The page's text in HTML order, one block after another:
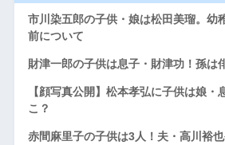
市川染五郎の子供・娘は松田美瑠。幼
前について
財津一郎の子供は息子・財津功！孫は
【顔写真公開】松本孝弘に子供は娘・
こ？
赤間麻里子の子供は3人！夫・高川裕